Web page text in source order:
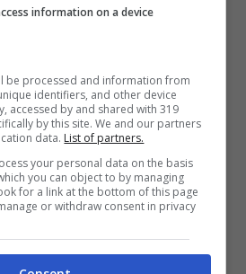
è in scadenza di
McLaren e questo
un segnale forte:se
alla Red Bull verrebbe
crearsi un mercato
tra i top team .
information on a device
be processed and information from
identifiers, and other device
accessed by and shared with 319
by this site. We and our partners
data. List of partners.
your personal data on the basis
you can object to by managing
for a link at the bottom of this page
or withdraw consent in privacy